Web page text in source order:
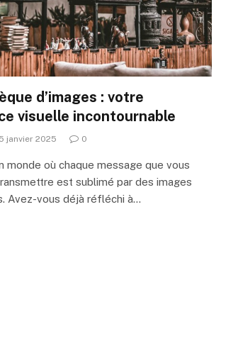
d’images : votre
visuelle incontournable
janvier 2025 0
monde où chaque message que vous
est sublimé par des images
Avez-vous déjà réfléchi à…